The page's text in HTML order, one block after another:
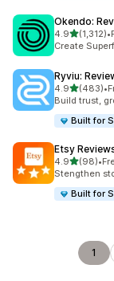
Okendo:
4.9滿分 5 顆星
(1,312)
共有 1312 則 •
Create
Ryviu:
4.9滿分 5 顆星
(483)
共有 483 則評
•
Build trust,
Built for
Etsy
4.9滿分 5 顆星
(98)
共有 98 則評價
•
Stengthen
Built for
1